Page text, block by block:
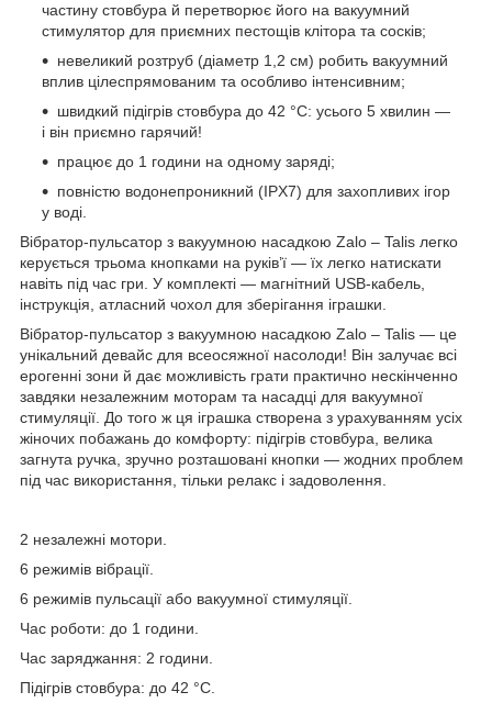
частину стовбура й перетворює його на вакуумний
стимулятор для приємних пестощів клітора та сосків;
невеликий розтруб (діаметр 1,2 см) робить вакуумний
вплив цілеспрямованим та особливо інтенсивним;
швидкий підігрів стовбура до 42 °C: усього 5 хвилин —
і він приємно гарячий!
працює до 1 години на одному заряді;
повністю водонепроникний (IPX7) для захопливих ігор
у воді.
Вібратор-пульсатор з вакуумною насадкою Zalo – Talis легко
керується трьома кнопками на руків’ї — їх легко натискати
навіть під час гри. У комплекті — магнітний USB-кабель,
інструкція, атласний чохол для зберігання іграшки.
Вібратор-пульсатор з вакуумною насадкою Zalo – Talis — це
унікальний девайс для всеосяжної насолоди! Він залучає всі
ерогенні зони й дає можливість грати практично нескінченно
завдяки незалежним моторам та насадці для вакуумної
стимуляції. До того ж ця іграшка створена з урахуванням усіх
жіночих побажань до комфорту: підігрів стовбура, велика
загнута ручка, зручно розташовані кнопки — жодних проблем
під час використання, тільки релакс і задоволення.
2 незалежні мотори.
6 режимів вібрації.
6 режимів пульсації або вакуумної стимуляції.
Час роботи: до 1 години.
Час заряджання: 2 години.
Підігрів стовбура: до 42 °C.